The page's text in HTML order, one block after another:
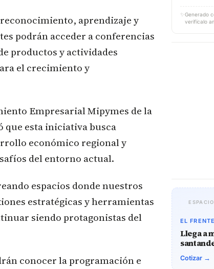
aprendizaje y
podrán acceder a conferencias
productos y actividades
el crecimiento y
Empresarial Mipymes de la
que esta iniciativa busca
económico regional y
del entorno actual.
espacios donde nuestros
estratégicas y herramientas
siendo protagonistas del
conocer la programación e
✨ Generado
verifícalo
EL
Llega a
Cotizar →